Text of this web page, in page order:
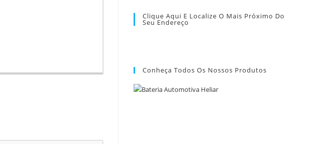
Clique Aqui E Localize O Mais Próximo Do
Seu Endereço
Conheça Todos Os Nossos Produtos